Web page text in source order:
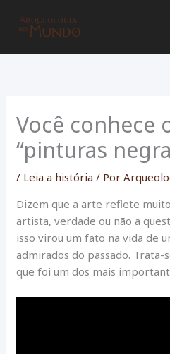
para
Você conhece
“pinturas
/ Leia a história / Por
Dizem que a arte reflete
artista, verdade ou não a
isso virou um fato na vida de
admirados do passado. Trata-
que foi um dos mais